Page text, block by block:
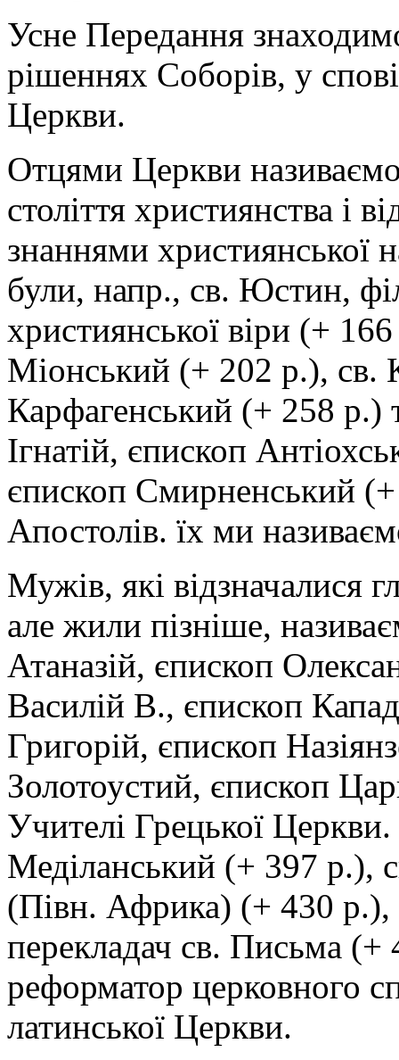
Усне Передання
рішеннях Соборів, у
Церкви.
Отцями Церкви
століття християнства і
знаннями християнської
були, напр., св. Юстин,
християнської віри (+
Міонський (+ 202 p.), св.
Карфагенський (+ 258 р.)
Ігнатій, єпископ
єпископ Смирненський
Апостолів. їх ми
Мужів, які відзначалися
але жили пізніше,
Атаназій, єпископ
Василій В., єпископ
Григорій, єпископ
Золотоустий, єпископ
Учителі Грецької
Меділанський (+ 397 p.),
(Півн. Африка) (+ 430 p.),
перекладач св. Письма (+
реформатор церковного
латинської Церкви.